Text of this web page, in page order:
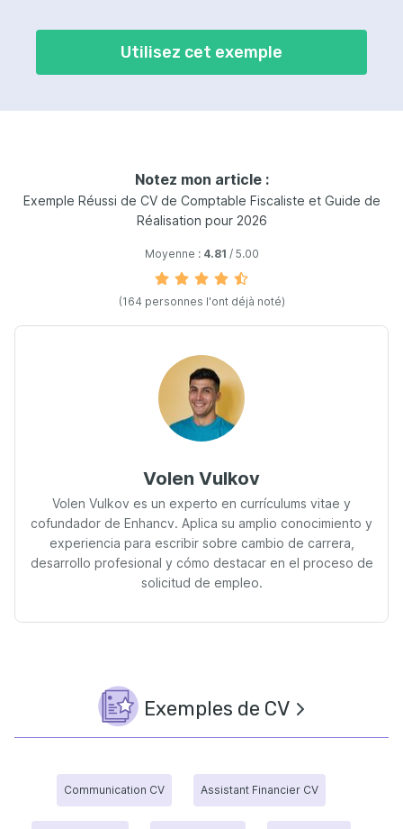
Utilisez cet exemple
Notez mon article :
Exemple Réussi de CV de Comptable Fiscaliste et Guide de
Réalisation pour 2026
Moyenne : 4.81 / 5.00
(164 personnes l'ont déjà noté)
Volen Vulkov
Volen Vulkov es un experto en currículums vitae y
cofundador de Enhancv. Aplica su amplio conocimiento y
experiencia para escribir sobre cambio de carrera,
desarrollo profesional y cómo destacar en el proceso de
solicitud de empleo.
Exemples de CV
Communication CV Assistant Financier CV